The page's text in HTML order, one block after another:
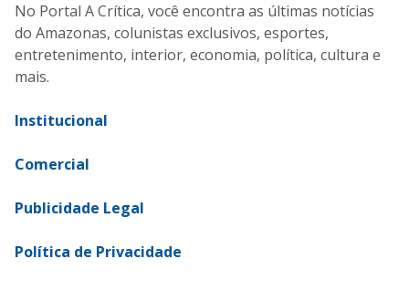
No Portal A Crítica, você encontra as últimas notícias
do Amazonas, colunistas exclusivos, esportes,
entretenimento, interior, economia, política, cultura e
mais.
Institucional
Comercial
Publicidade Legal
Política de Privacidade